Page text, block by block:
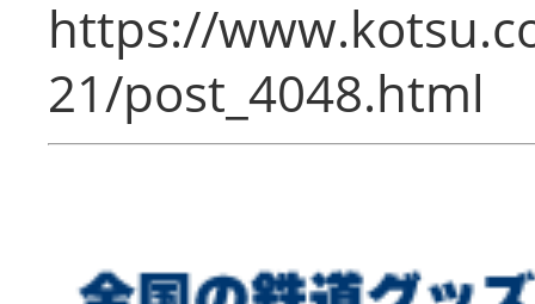
https://
21/post_4048.html